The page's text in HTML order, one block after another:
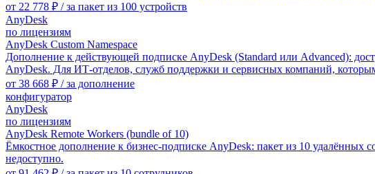
от 22 778 ₽ / за пакет из 100 устройств
AnyDesk
по лицензиям
AnyDesk Custom Namespace
Дополнение к действующей подписке AnyDesk (Standard или Advanced):
AnyDesk. Для ИТ-отделов, служб поддержки и сервисных компаний,
от 38 668 ₽ / за дополнение
конфигуратор
AnyDesk
по лицензиям
AnyDesk Remote Workers (bundle of 10)
Ёмкостное дополнение к бизнес-подписке AnyDesk: пакет из 10 удалённых
недоступно.